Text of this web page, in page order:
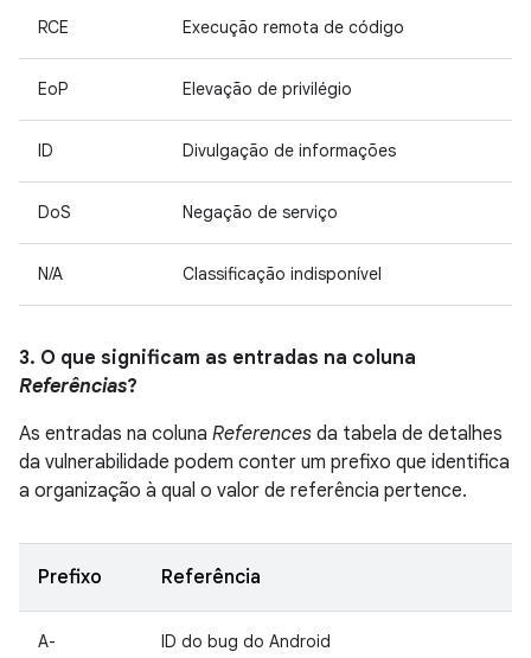
RCE Execução remota de código
EoP Elevação de privilégio
ID Divulgação de informações
DoS Negação de serviço
N/A Classificação indisponível
3. O que significam as entradas na coluna
Referências?
As entradas na coluna References da tabela de detalhes
da vulnerabilidade podem conter um prefixo que identifica
a organização à qual o valor de referência pertence.
Prefixo Referência
A- ID do bug do Android